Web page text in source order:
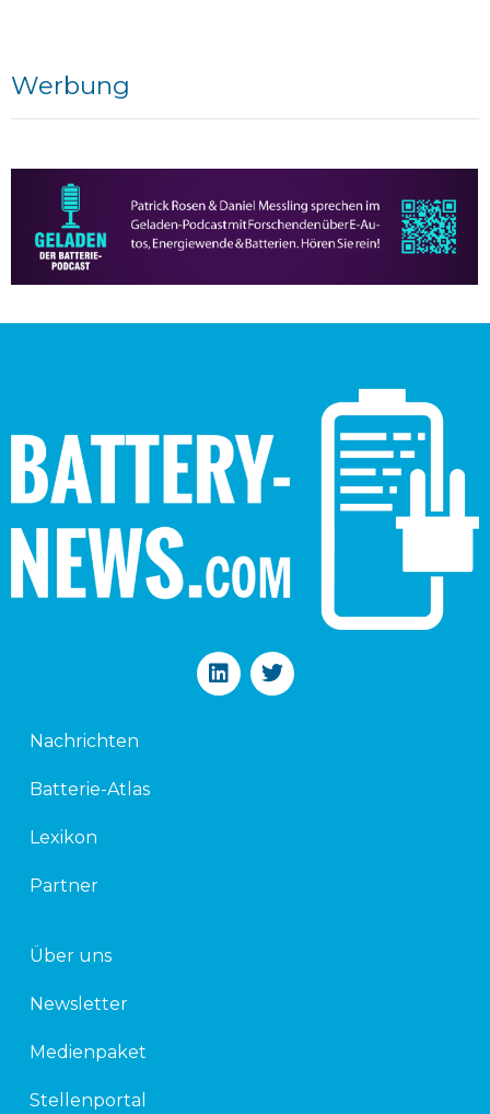
Werbung
L
i
T
w
Nachrichten
Batterie-Atlas
Lexikon
Partner
Über uns
Newsletter
Medienpaket
Stellenportal